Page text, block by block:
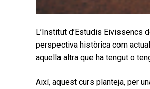
L’Institut d’Estudis Eivissencs
perspectiva històrica com
aquella altra que ha tengut o
Així, aquest curs planteja, per